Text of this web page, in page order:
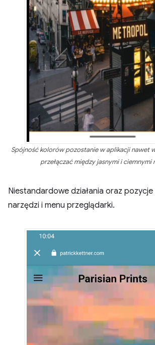
Spójność kolorów pozostanie w aplikacji nawet
przełączać między jasnymi i ciemnymi
Niestandardowe działania oraz pozycje
narzędzi i menu przeglądarki.